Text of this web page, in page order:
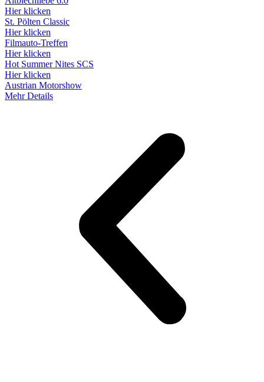
Hier klicken
St. Pölten Classic
Hier klicken
Filmauto-Treffen
Hier klicken
Hot Summer Nites SCS
Hier klicken
Austrian Motorshow
Mehr Details